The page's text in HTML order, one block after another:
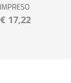
IMPRESO
€ 17,22